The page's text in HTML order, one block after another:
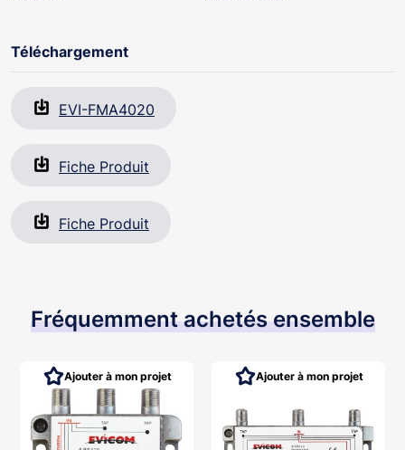
Téléchargement
EVI-FMA4020
Fiche Produit
Fiche Produit
Fréquemment achetés ensemble
Ajouter à mon projet Ajouter à mon projet